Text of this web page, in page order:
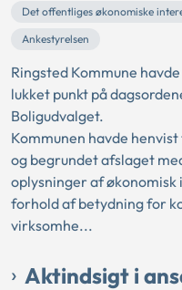
Det offentliges økonomiske
Ankestyrelsen
Ringsted Kommune
lukket punkt på
Boligudvalget.
Kommunen havde
og begrundet afslaget
oplysninger af økonomisk
forhold af betydning for
virksomhe...
Aktindsigt i